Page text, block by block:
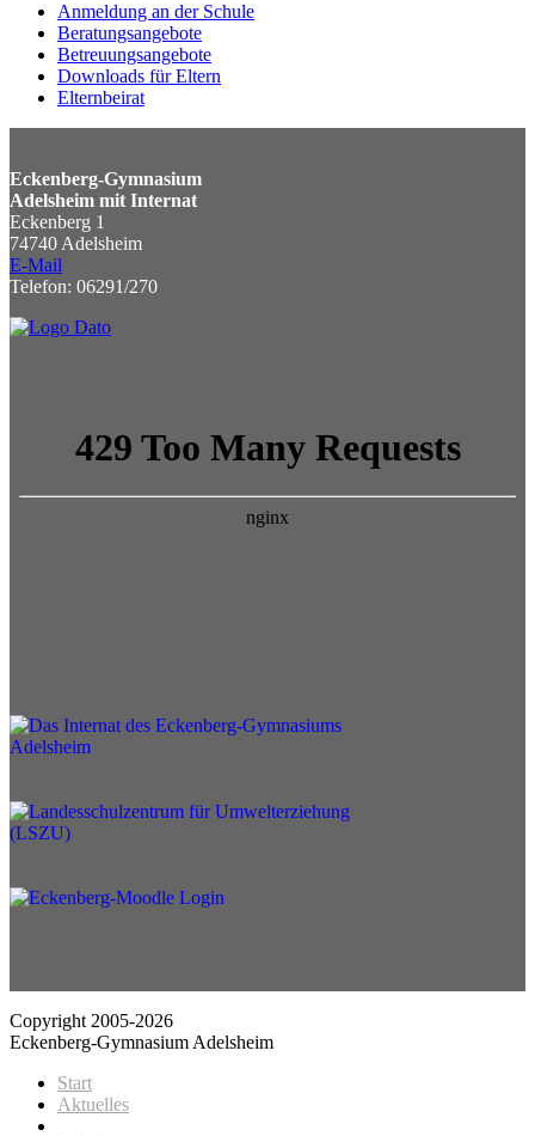
Anmeldung an der Schule
Beratungsangebote
Betreuungsangebote
Downloads für Eltern
Elternbeirat
Eckenberg-Gymnasium
Adelsheim mit Internat
Eckenberg 1
74740 Adelsheim
E-Mail
Telefon: 06291/270
Copyright 2005-2026
Eckenberg-Gymnasium Adelsheim
Start
Aktuelles